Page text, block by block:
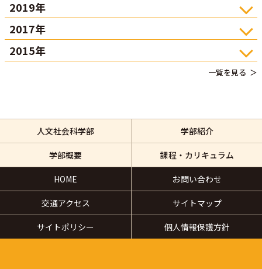
2019年
2017年
2015年
一覧を見る
人文社会科学部 学部紹介
学部概要 課程・カリキュラム
HOME お問い合わせ
交通アクセス サイトマップ
サイトポリシー 個人情報保護方針